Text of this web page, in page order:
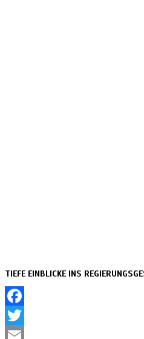
TIEFE EINBLICKE INS
Facebook
Twitter